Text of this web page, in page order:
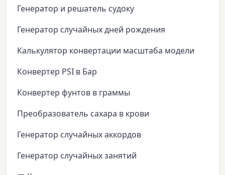
Генератор и решатель судоку
Генератор случайных дней рождения
Калькулятор конвертации масштаба модели
Конвертер PSI в Бар
Конвертер фунтов в граммы
Преобразователь сахара в крови
Генератор случайных аккордов
Генератор случайных занятий